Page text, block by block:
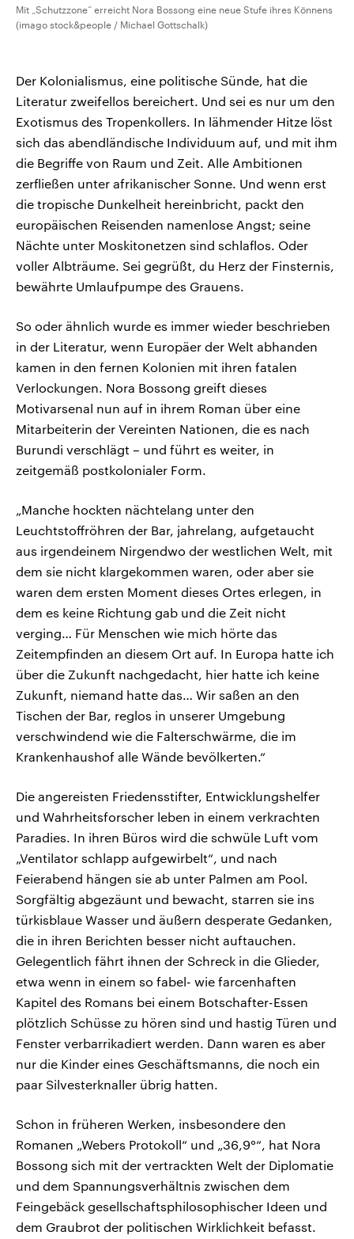
Mit „Schutzzone“ erreicht Nora Bossong eine neue Stufe ihres Könnens
(imago stock&people / Michael Gottschalk)
Der Kolonialismus, eine politische Sünde, hat die
Literatur zweifellos bereichert. Und sei es nur um den
Exotismus des Tropenkollers. In lähmender Hitze löst
sich das abendländische Individuum auf, und mit ihm
die Begriffe von Raum und Zeit. Alle Ambitionen
zerfließen unter afrikanischer Sonne. Und wenn erst
die tropische Dunkelheit hereinbricht, packt den
europäischen Reisenden namenlose Angst; seine
Nächte unter Moskitonetzen sind schlaflos. Oder
voller Albträume. Sei gegrüßt, du Herz der Finsternis,
bewährte Umlaufpumpe des Grauens.
So oder ähnlich wurde es immer wieder beschrieben
in der Literatur, wenn Europäer der Welt abhanden
kamen in den fernen Kolonien mit ihren fatalen
Verlockungen. Nora Bossong greift dieses
Motivarsenal nun auf in ihrem Roman über eine
Mitarbeiterin der Vereinten Nationen, die es nach
Burundi verschlägt – und führt es weiter, in
zeitgemäß postkolonialer Form.
„Manche hockten nächtelang unter den
Leuchtstoffröhren der Bar, jahrelang, aufgetaucht
aus irgendeinem Nirgendwo der westlichen Welt, mit
dem sie nicht klargekommen waren, oder aber sie
waren dem ersten Moment dieses Ortes erlegen, in
dem es keine Richtung gab und die Zeit nicht
verging… Für Menschen wie mich hörte das
Zeitempfinden an diesem Ort auf. In Europa hatte ich
über die Zukunft nachgedacht, hier hatte ich keine
Zukunft, niemand hatte das… Wir saßen an den
Tischen der Bar, reglos in unserer Umgebung
verschwindend wie die Falterschwärme, die im
Krankenhaushof alle Wände bevölkerten.“
Die angereisten Friedensstifter, Entwicklungshelfer
und Wahrheitsforscher leben in einem verkrachten
Paradies. In ihren Büros wird die schwüle Luft vom
„Ventilator schlapp aufgewirbelt“, und nach
Feierabend hängen sie ab unter Palmen am Pool.
Sorgfältig abgezäunt und bewacht, starren sie ins
türkisblaue Wasser und äußern desperate Gedanken,
die in ihren Berichten besser nicht auftauchen.
Gelegentlich fährt ihnen der Schreck in die Glieder,
etwa wenn in einem so fabel- wie farcenhaften
Kapitel des Romans bei einem Botschafter-Essen
plötzlich Schüsse zu hören sind und hastig Türen und
Fenster verbarrikadiert werden. Dann waren es aber
nur die Kinder eines Geschäftsmanns, die noch ein
paar Silvesterknaller übrig hatten.
Schon in früheren Werken, insbesondere den
Romanen „Webers Protokoll“ und „36,9°“, hat Nora
Bossong sich mit der vertrackten Welt der Diplomatie
und dem Spannungsverhältnis zwischen dem
Feingebäck gesellschaftsphilosophischer Ideen und
dem Graubrot der politischen Wirklichkeit befasst.